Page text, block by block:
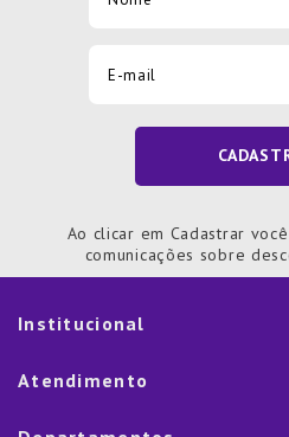
Ao clicar em Cadastrar
comunicações sobre
Institucional
História
Atendimento